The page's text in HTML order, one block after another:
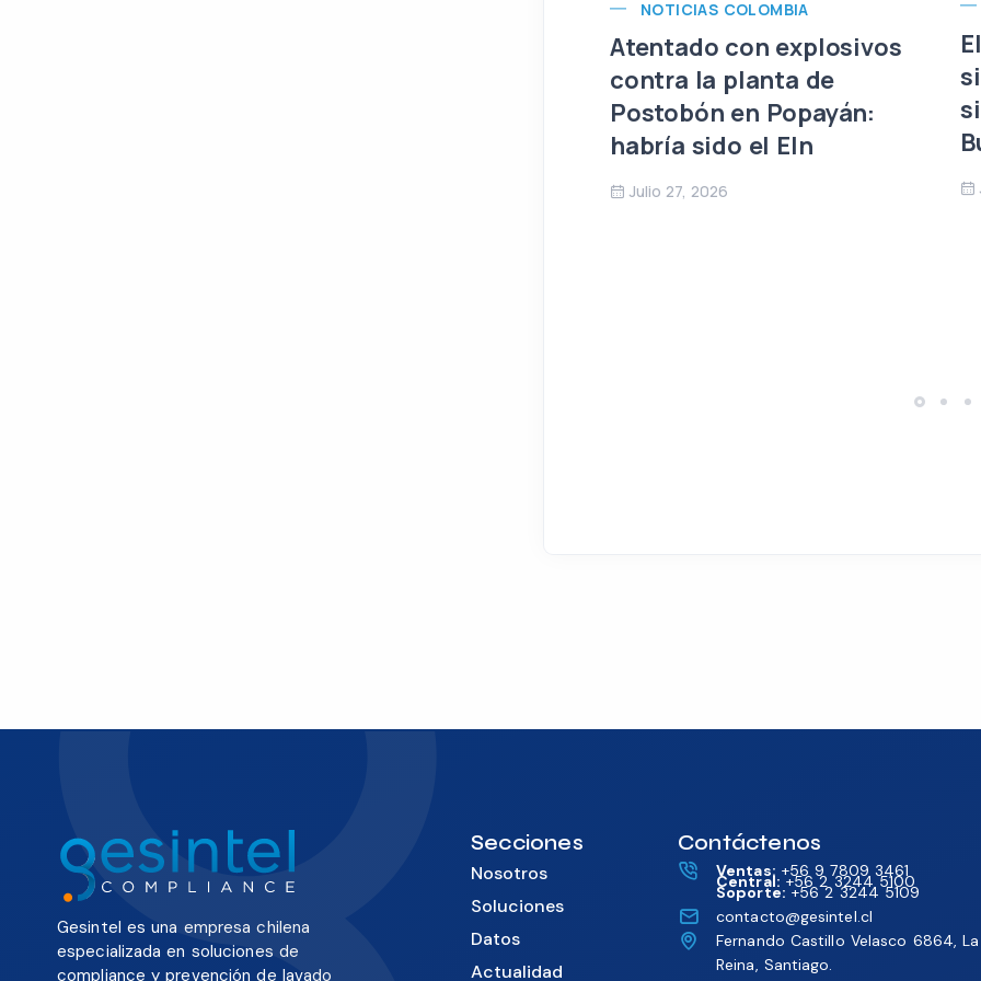
NOTICIAS COLOMBIA
Atentado con explosivos
contra la planta de
Postobón en Popayán:
habría sido el Eln
Julio 27, 2026
Gesintel es una empresa chilena
especializada en soluciones de
compliance y prevención de lavado
Secciones
Nosotros
Soluciones
Datos
Actualidad
Contáctenos
Ventas: +56 9 7809 3461
Central: +56 2 3244 5100
Soporte:+56 2 3244 5109
contacto@gesintel.cl
Fernando Castillo Velasco 6864, La
Reina, Santiago.